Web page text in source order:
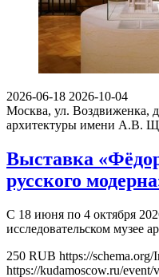
2026-06-18 2026-10-04
Москва, ул. Воздвиженка,
архитектуры имени А.В.
Выставка
русского
С 18 июня по 4 октября
исследовательском музее
250 RUB https://schema.org/
https://kudamoscow.ru/